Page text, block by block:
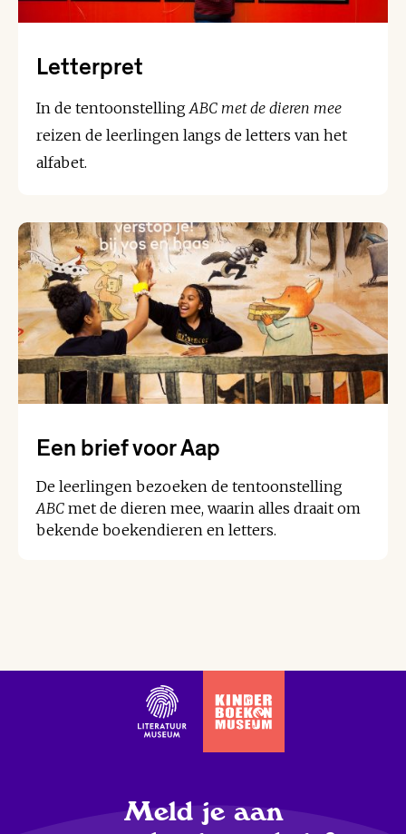
Letterpret
In de tentoonstellingABC met de dieren mee
reizen de leerlingen langs de letters van het
alfabet.
Een brief voor Aap
De leerlingen bezoeken de tentoonstelling
ABC met de dieren mee, waarin alles draait om
bekende boekendieren en letters.
Meld je aan